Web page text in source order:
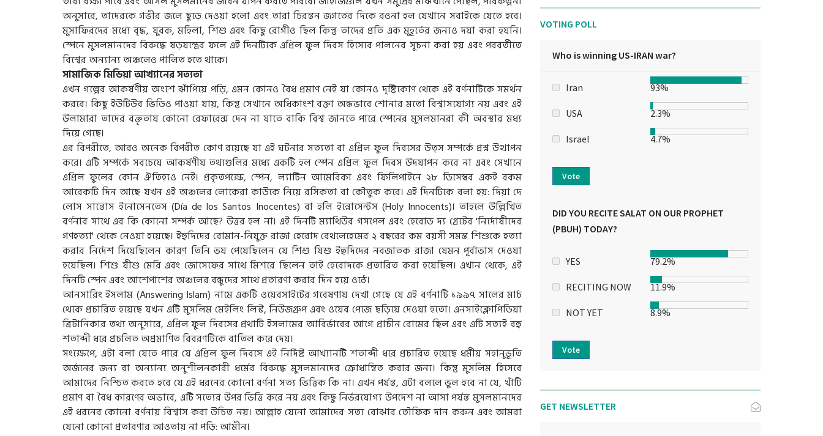
অনুসারে, তাদেরকে গভীর জলে ছুড়ে দেওয়া হলো এবং তারা চিরন্তন জগতের দিকে রওনা হল যেখানে সবাইকে যেতে হবে।
মুসাফিরদের মধ্যে বৃদ্ধ, যুবক, মহিলা, শিশু এবং কিছু রোগীও ছিল কিন্তু তাদের প্রতি এক মুহূর্তের জন্যও দয়া করা হয়নি।
স্পেনে মুসলমানদের বিরুদ্ধে ষড়যন্ত্রের ফলে এই দিনটিকে এপ্রিল ফুল দিবস হিসেবে পালনের সূচনা করা হয় এবং পরবর্তীতে
বিশ্বের অন্যান্য অঞ্চলেও পালিত হতে থাকে।
সামাজিক মিডিয়া আখ্যানের সত্যতা
এখন গল্পের আকর্ষণীয় অংশে ঝাঁপিয়ে পড়ি, এমন কোনও বৈধ প্রমাণ নেই যা কোনও দৃষ্টিকোণ থেকে এই বর্ণনাটিকে সমর্থন
করবে। কিছু ইউটিউব ভিডিও পাওয়া যায়, কিন্তু সেখানে অধিকাংশ বক্তা অন্ধভাবে শোনার মতো বিশ্বাসযোগ্য নয় এবং এই
উলামারা তাদের বক্তৃতায় কোনো রেফারেন্স দেন না যাতে বাকি বিশ্ব জানতে পারে স্পেনের মুসলমানরা কী অবস্থার মধ্য
দিয়ে গেছে।
এর বিপরীতে, আরও অনেক বিপরীত কোণ রয়েছে যা এই ঘটনার সত্যতা বা এপ্রিল ফুল দিবসের উত্স সম্পর্কে প্রশ্ন উত্থাপন
করে। এটি সম্পর্কে সবচেয়ে আকর্ষণীয় তথ্যগুলির মধ্যে একটি হল স্পেন এপ্রিল ফুল দিবস উদযাপন করে না এবং সেখানে
এপ্রিল ফুলের কোন ঐতিহ্যও নেই। প্রকৃতপক্ষে, স্পেন, ল্যাটিন আমেরিকা এবং ফিলিপাইনে ২৮ ডিসেম্বর একই রকম
আরেকটি দিন আছে যখন এই অঞ্চলের লোকেরা কাউকে নিয়ে রসিকতা বা কৌতুক করে। এই দিনটিকে বলা হয়: দিয়া দে
লোস সান্তোস ইনোসেনতেস (Día de los Santos Inocentes) বা হলি ইন্নোসেন্টস (Holy Innocents)। তাহলে উল্লিখিত
বর্ণনার সাথে এর কি কোনো সম্পর্ক আছে? উত্তর হল না। এই দিনটি ম্যাথিউর গসপেল এবং হেরোড দ্য গ্রেটের 'নির্দোষীদের
গণহত্যা' থেকে নেওয়া হয়েছে। ইহুদিদের রোমান-নিযুক্ত রাজা হেরোদ বেথলেহেমের ২ বছরের কম বয়সী সমস্ত শিশুকে হত্যা
করার নির্দেশ দিয়েছিলেন কারণ তিনি ভয় পেয়েছিলেন যে শিশু যিশু ইহুদিদের নবজাতক রাজা যেমন পূর্বাভাস দেওয়া
হয়েছিল। শিশু যীশু মেরি এবং জোসেফের সাথে মিশরে ছিলেন তাই হেরোদকে প্রতারিত করা হয়েছিল। এখান থেকে, এই
দিনটি স্পেন এবং আশেপাশের অঞ্চলের বন্ধুদের সাথে প্রতারণা করার দিন হয়ে ওঠে।
আনসারিং ইসলাম (Answering Islam) নামে একটি ওয়েবসাইটের গবেষণায় দেখা গেছে যে এই বর্ণনাটি ১৯৯৭ সালের মার্চ
থেকে প্রচারিত হয়েছে যখন এটি মুসলিম মেইলিং লিস্ট, নিউজগ্রুপ এবং ওয়েব পেজে ছড়িয়ে দেওয়া হতো। এনসাইক্লোপিডিয়া
ব্রিটানিকার তথ্য অনুসারে, এপ্রিল ফুল দিবসের প্রথাটি ইসলামের আবির্ভাবের আগে প্রাচীন রোমের ছিল এবং এটি সত্যই বহু
শতাব্দী ধরে প্রচলিত অপ্রমাণিত বিবরণটিকে বাতিল করে দেয়।
সংক্ষেপে, এটা বলা যেতে পারে যে এপ্রিল ফুল দিবসে এই নির্দিষ্ট আখ্যানটি শতাব্দী ধরে প্রচারিত হয়েছে ধর্মীয় সহানুভূতি
অর্জনের জন্য বা অন্যান্য অনুশীলনকারী ধর্মের বিরুদ্ধে মুসলমানদের ক্রোধান্বিত করার জন্য। কিন্তু মুসলিম হিসেবে
আমাদের নিশ্চিত করতে হবে যে এই ধরনের কোনো বর্ণনা সত্য ভিত্তিক কি না। এখন পর্যন্ত, এটা বললে ভুল হবে না যে, খাঁটি
প্রমাণ বা বৈধ কারণের অভাবে, এটি সত্যের উপর ভিত্তি করে নয় এবং কিছু নির্ভরযোগ্য উপদেশ না আসা পর্যন্ত মুসলমানদের
এই ধরনের কোনো বর্ণনায় বিশ্বাস করা উচিত নয়। আল্লাহ যেনো আমাদের সত্য বোঝার তৌফিক দান করুন এবং আমরা
যেনো কোনো প্রতারণার আওতায় না পড়ি: আমীন।
VOTING POLL
Who is winning US-IRAN war?
Iran 93%
USA 2.3%
Israel 4.7%
Vote
DID YOU RECITE SALAT ON OUR PROPHET
(PBUH) TODAY?
YES 79.2%
RECITING NOW 11.9%
NOT YET 8.9%
Vote
GET NEWSLETTER